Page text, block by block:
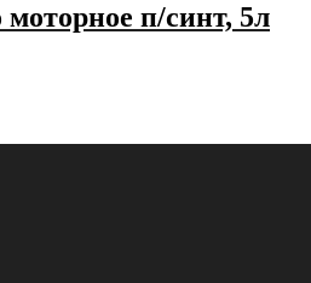
п/синт, 5л